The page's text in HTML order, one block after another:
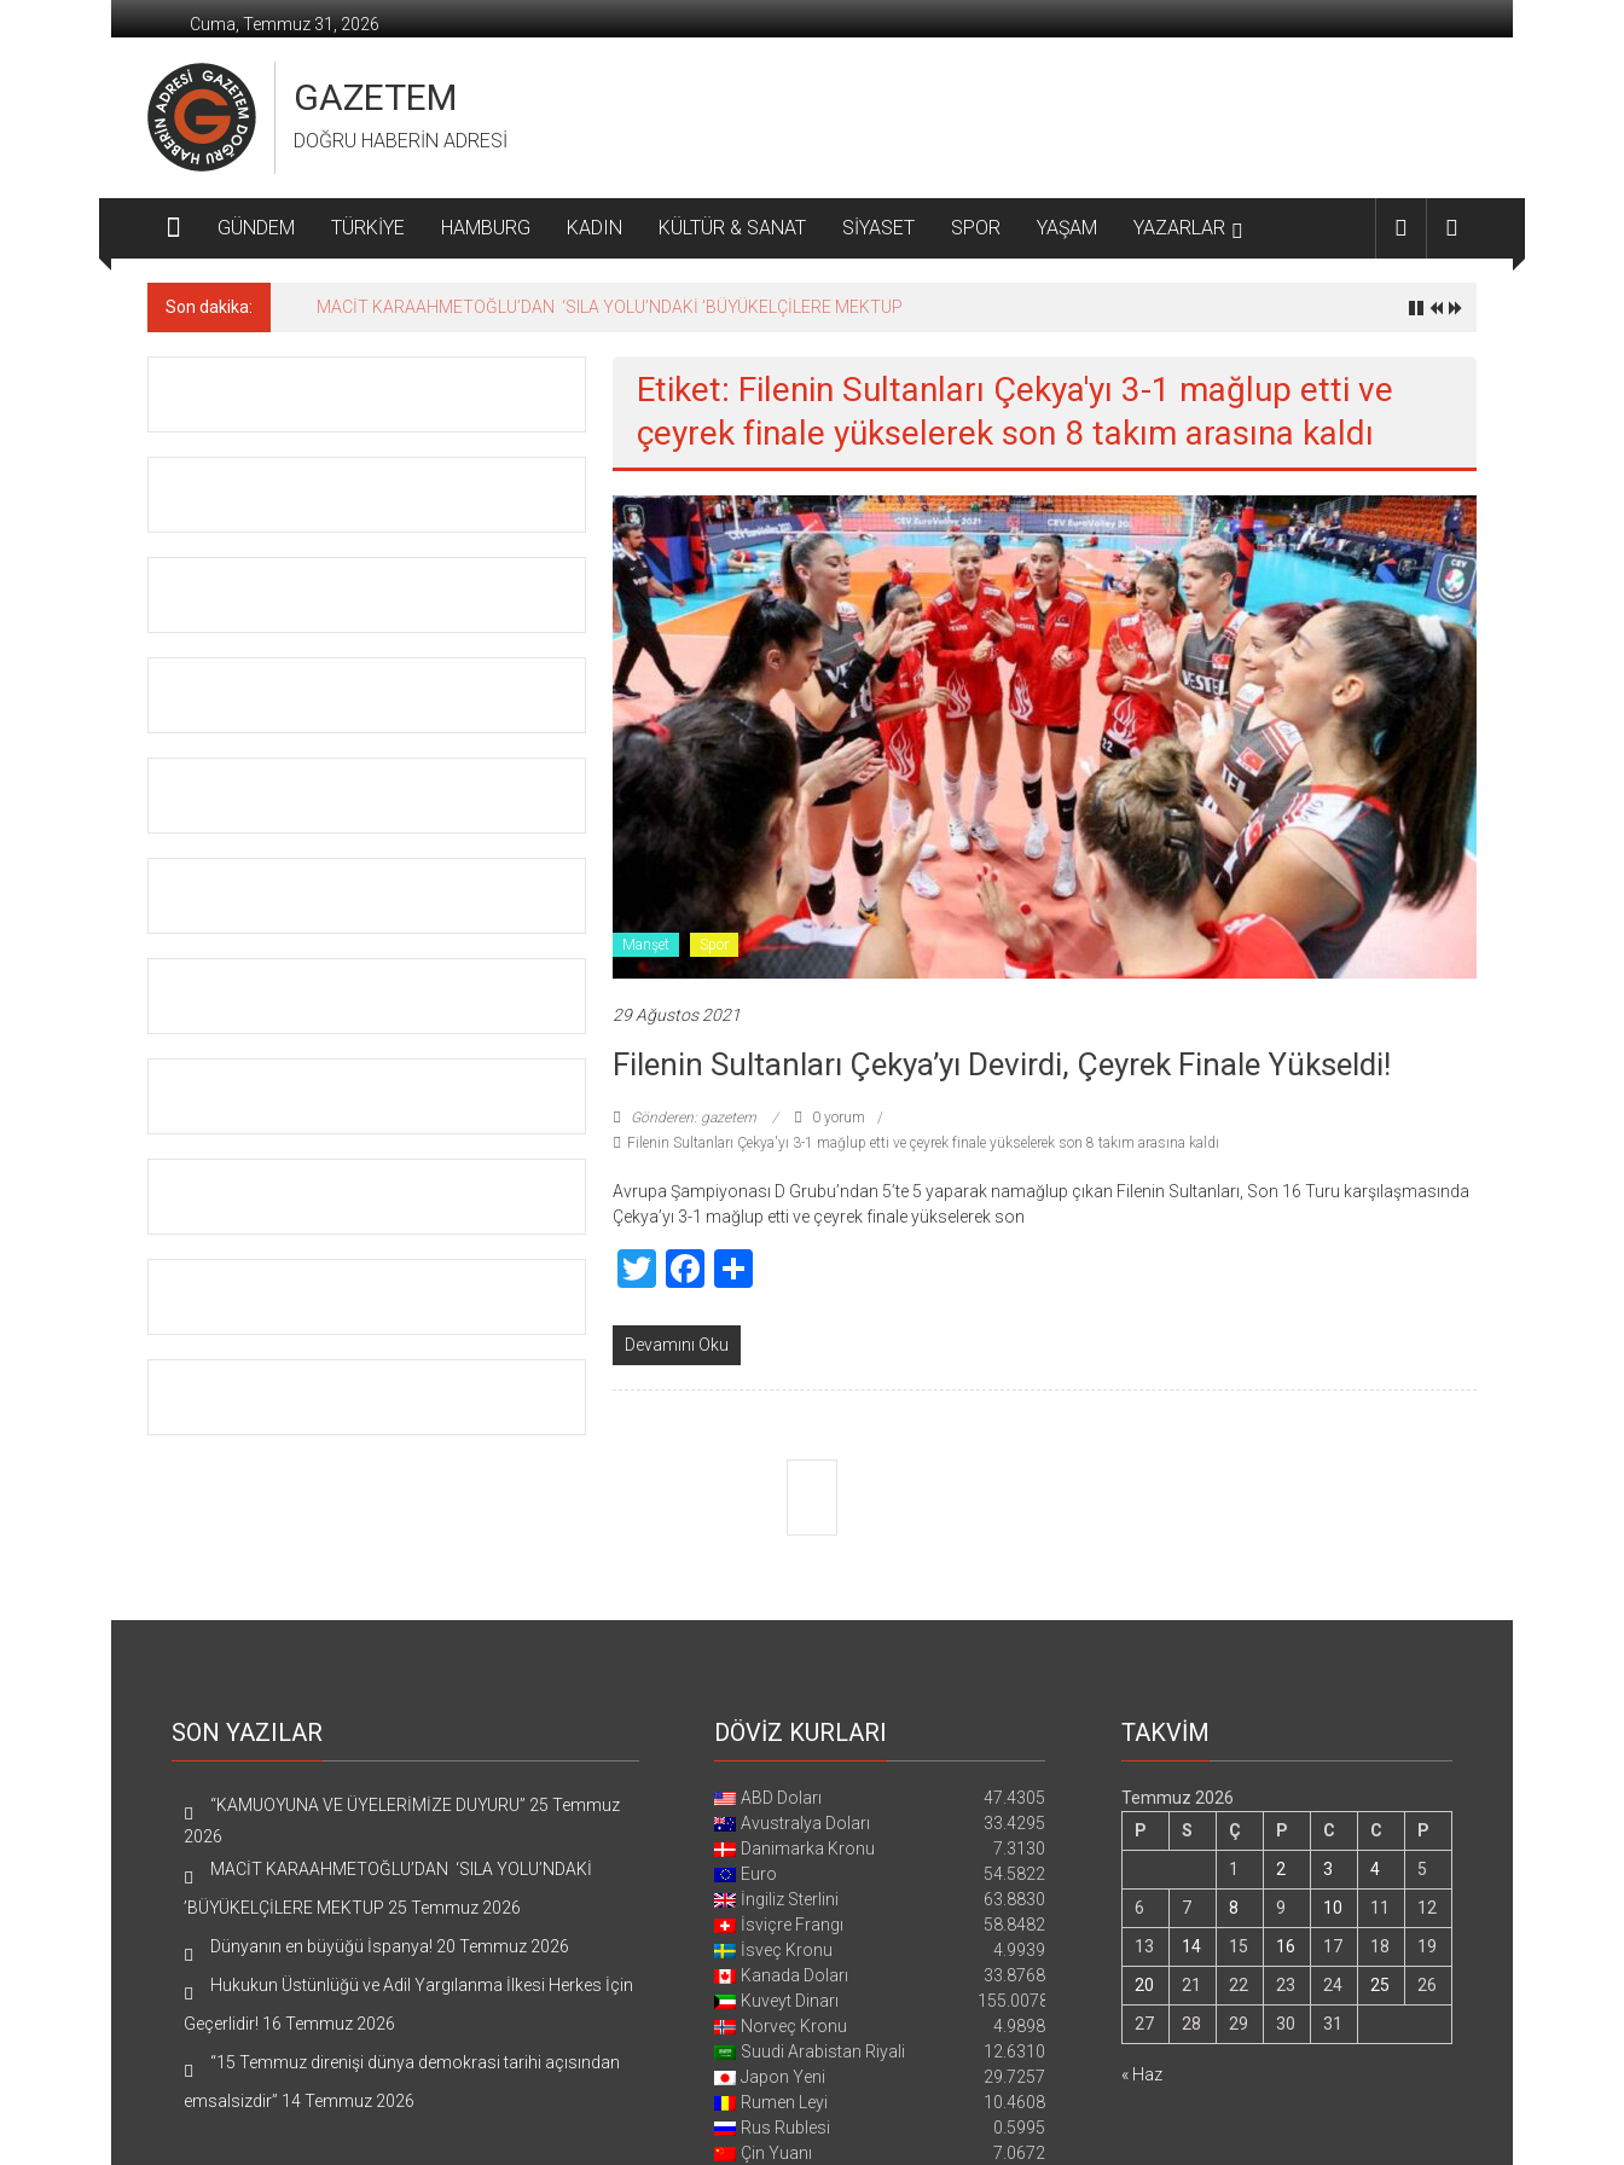
geç
Cuma, Temmuz 31, 2026
GAZETEM
DOĞRU HABERİN ADRESİ
GÜNDEM TÜRKİYE HAMBURG KADIN KÜLTÜR & SANAT SİYASET SPOR YAŞAM YAZARLAR
Son dakika: MACİT KARAAHMETOĞLU’DAN ‘SILA YOLU’NDAKİ ’BÜYÜKELÇİLERE MEKTUP
Etiket: Filenin Sultanları Çekya'yı 3-1 mağlup etti ve
çeyrek finale yükselerek son 8 takım arasına kaldı
Manşet Spor
29 Ağustos 2021
Filenin Sultanları Çekya’yı Devirdi, Çeyrek Finale Yükseldi!
Gönderen: gazetem
0 yorum
Filenin Sultanları Çekya'yı 3-1 mağlup etti ve çeyrek finale yükselerek son 8 takım arasına kaldı
Avrupa Şampiyonası D Grubu’ndan 5’te 5 yaparak namağlup çıkan Filenin Sultanları, Son 16 Turu karşılaşmasında
Çekya’yı 3-1 mağlup etti ve çeyrek finale yükselerek son
TwitterFacebook
Devamını Oku
SON YAZILAR
“KAMUOYUNA VE ÜYELERİMİZE DUYURU” 25 Temmuz
2026
MACİT KARAAHMETOĞLU’DAN ‘SILA YOLU’NDAKİ
’BÜYÜKELÇİLERE MEKTUP 25 Temmuz 2026
Dünyanın en büyüğü İspanya! 20 Temmuz 2026
Hukukun Üstünlüğü ve Adil Yargılanma İlkesi Herkes İçin
Geçerlidir! 16 Temmuz 2026
“15 Temmuz direnişi dünya demokrasi tarihi açısından
emsalsizdir” 14 Temmuz 2026
DÖVİZ KURLARI
ABD Doları
47.4305
Avustralya Doları
33.4295
Danimarka Kronu
7.3130
Euro
54.5822
İngiliz Sterlini
63.8830
İsviçre Frangı
58.8482
İsveç Kronu
4.9939
Kanada Doları
33.8768
Kuveyt Dinarı
155.0078
Norveç Kronu
4.9898
Suudi Arabistan Riyali
12.6310
Japon Yeni
29.7257
Rumen Leyi
10.4608
Rus Rublesi
0.5995
Çin Yuanı
7.0672
TAKVİM
Temmuz 2026
P
S Ç P C C
P
1
2 3 4
5
6
7 8 9 10 11
12
13
14 15 16 17 18
19
20
21 22 23 24 25
26
27
28 29 30 31
« Haz